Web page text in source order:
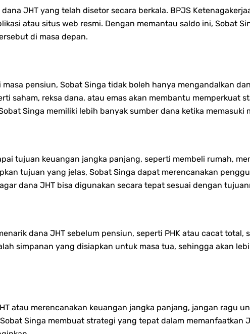
JHT yang telah disetor secara berkala. BPJS
atau situs web resmi. Dengan memantau saldo ini, Sobat
di masa depan.
pensiun, Sobat Singa tidak boleh hanya mengandalkan
saham, reksa dana, atau emas akan membantu memperkuat
Singa memiliki lebih banyak sumber dana ketika memasuki
tujuan keuangan jangka panjang, seperti membeli rumah,
tujuan yang jelas, Sobat Singa dapat merencanakan
dana JHT bisa digunakan secara tepat sesuai dengan
dana JHT sebelum pensiun, seperti PHK atau cacat total,
simpanan yang disiapkan untuk masa tua, sehingga akan
atau merencanakan keuangan jangka panjang, jangan ragu
Singa membuat strategi yang tepat dalam memanfaatkan